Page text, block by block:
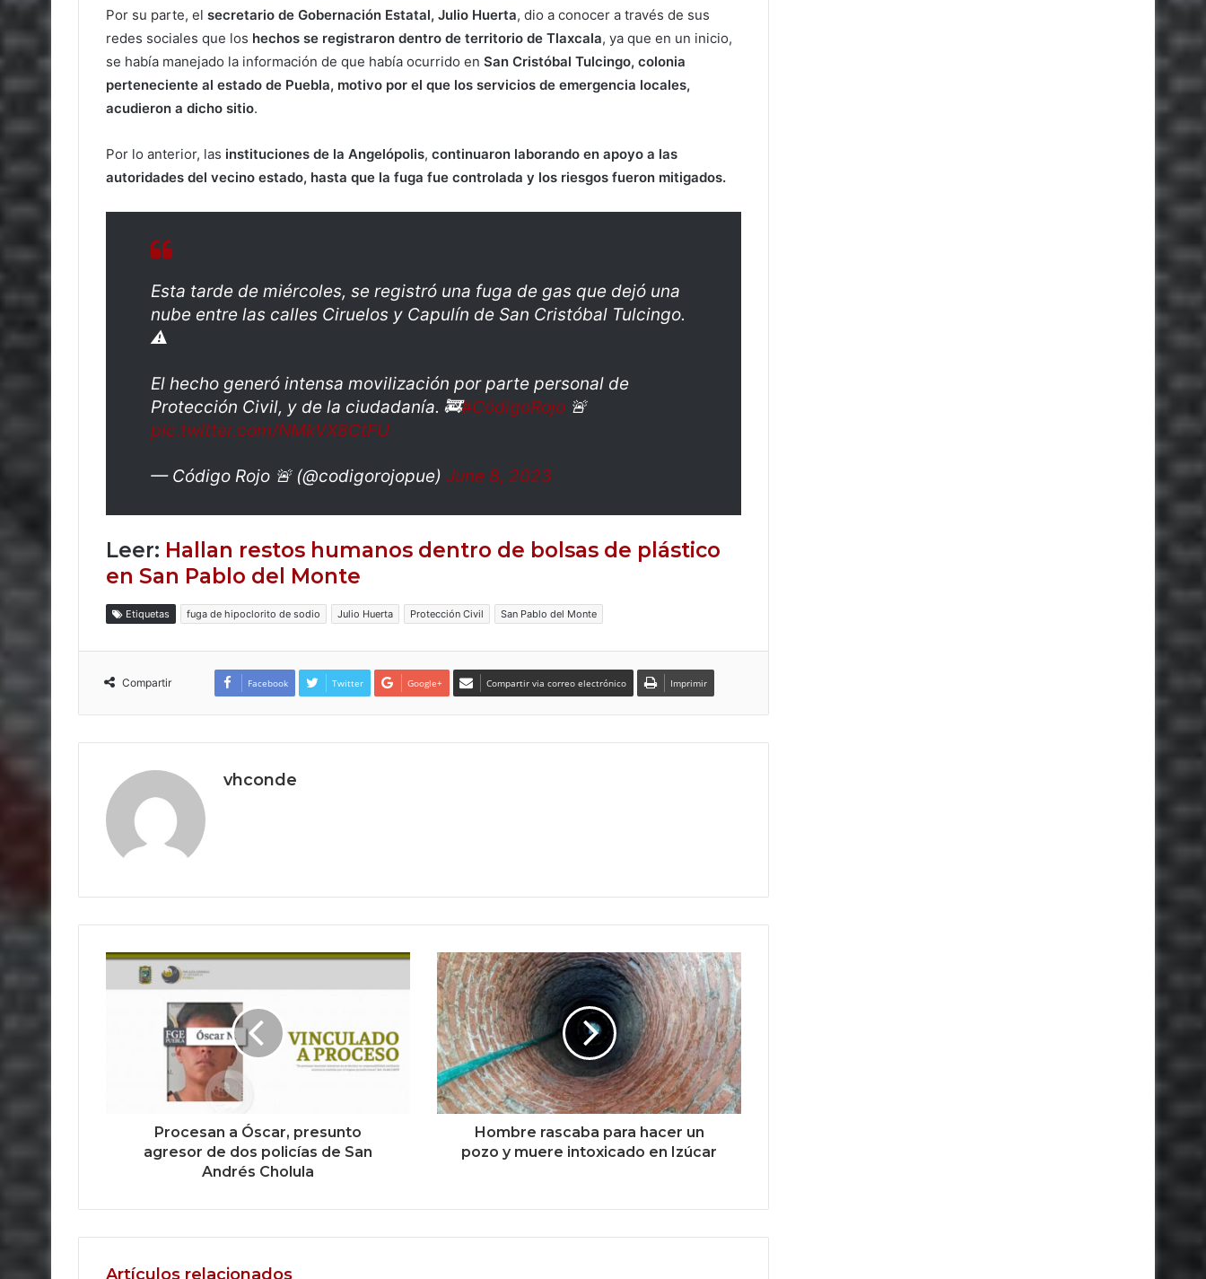
Por su parte, el secretario de Gobernación Estatal, Julio Huerta, dio a conocer a través de sus
redes sociales que los hechos se registraron dentro de territorio de Tlaxcala, ya que en un inicio,
se había manejado la información de que había ocurrido en San Cristóbal Tulcingo, colonia
perteneciente al estado de Puebla, motivo por el que los servicios de emergencia locales,
acudieron a dicho sitio.
Por lo anterior, las instituciones de la Angelópolis, continuaron laborando en apoyo a las
autoridades del vecino estado, hasta que la fuga fue controlada y los riesgos fueron mitigados.
Esta tarde de miércoles, se registró una fuga de gas que dejó una
nube entre las calles Ciruelos y Capulín de San Cristóbal Tulcingo.
⚠️
El hecho generó intensa movilización por parte personal de
Protección Civil, y de la ciudadanía. 🚒#CódigoRojo 🚨
pic.twitter.com/NMkVX8CtFU
— Código Rojo 🚨 (@codigorojopue) June 8, 2023
Leer: Hallan restos humanos dentro de bolsas de plástico
en San Pablo del Monte
Etiquetas fuga de hipoclorito de sodio Julio Huerta Protección Civil San Pablo del Monte
Compartir Facebook Twitter Google+ Compartir via correo electrónico Imprimir
vhconde
Procesan a Óscar, presunto
agresor de dos policías de San
Andrés Cholula
Hombre rascaba para hacer un
pozo y muere intoxicado en Izúcar
Artículos relacionados